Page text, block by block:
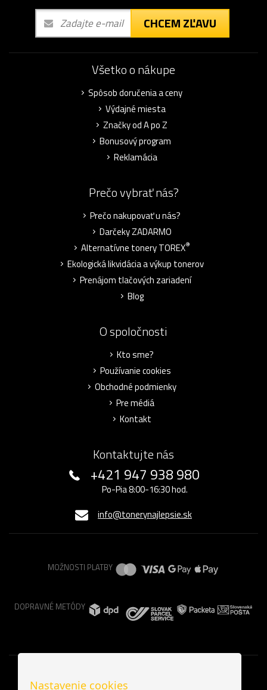
CHCEM ZĽAVU
Všetko o nákupe
Spôsob doručenia a ceny
Výdajné miesta
Značky od A po Z
Bonusový program
Reklamácia
Prečo vybrať nás?
Prečo nakupovať u nás?
Darčeky ZADARMO
Alternatívne tonery TOREX®
Ekologická likvidácia a výkup tonerov
Prenájom tlačových zariadení
Blog
O spoločnosti
Kto sme?
Používanie cookies
Obchodné podmienky
Pre médiá
Kontakt
Kontaktujte nás
+421 947 938 980
Po-Pia 8:00-16:30 hod.
info@tonerynajlepsie.sk
MOŽNOSTI PLATBY
DOPRAVNÉ METÓDY
Nastavenie cookies